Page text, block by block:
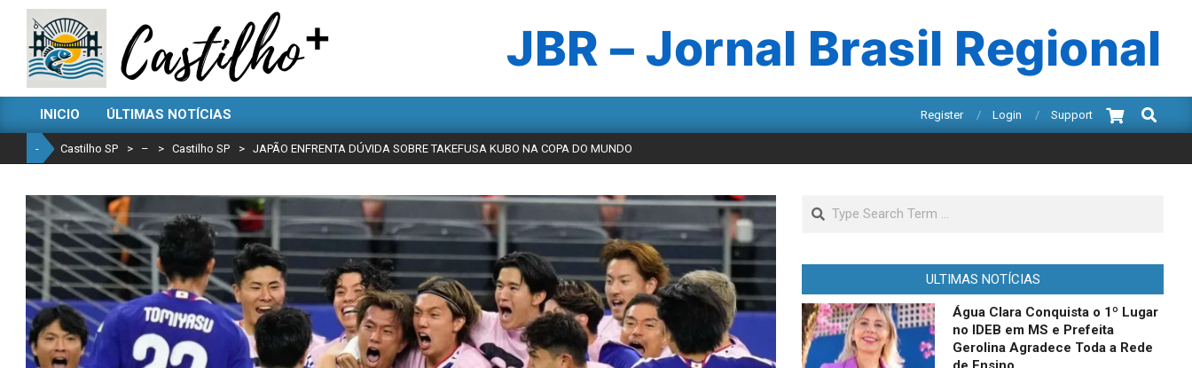
content
CASTILHO
SP
JBR – Jornal Brasil Regional
Primary
Navigation
Menu
INICIO ÚLTIMAS NOTÍCIAS Register Login Support
Search
- Castilho SP > – > Castilho SP > JAPÃO ENFRENTA DÚVIDA SOBRE TAKEFUSA KUBO NA COPA DO MUNDO
Search
ULTIMAS NOTÍCIAS
Água Clara Conquista o 1º Lugar
no IDEB em MS e Prefeita
Gerolina Agradece Toda a Rede